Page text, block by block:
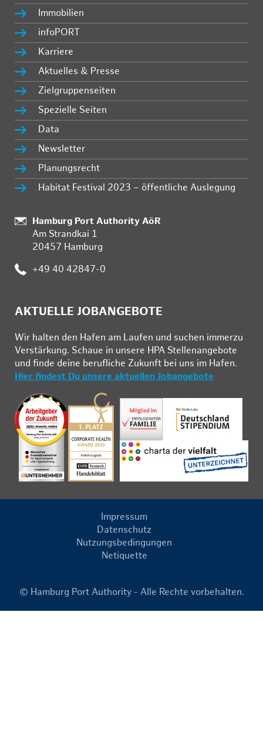
Immobilien
infoPORT
Karriere
Aktuelles & Presse
Zielgruppenseiten
Spezielle Seiten
Data
Newsletter
Planungsrecht
Habitat Festival 2023 – öffentliche Auslegung
Standort:
Hamburg Port Authority AöR
Am Strandkai 1
20457 Hamburg
Telefon:
+49 40 42847-0
AKTUELLE JOBANGEBOTE
Wir hal­ten den Ha­fen am Lau­fen und su­chen im­mer­zu
Ver­stär­kung. Schau­e in un­se­re HPA Stel­len­an­ge­bo­te
und fin­de deine be­ruf­li­che Zu­kunft bei uns im Ha­fen.
Hier findest Du unsere aktuellen Jobangebote
Impressum
Datenschutz
Nutzungsbedingungen
Netiquette
© Hamburg Port Authority - Alle Rechte vorbehalten.